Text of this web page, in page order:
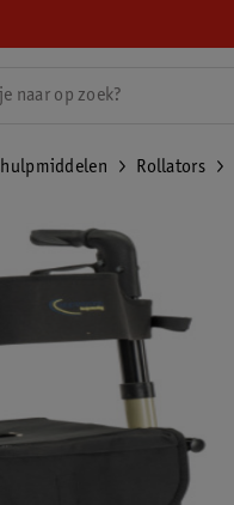
Rollators